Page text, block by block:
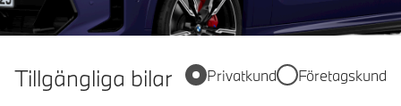
Tillgängliga bilar Privatkund Företagskund